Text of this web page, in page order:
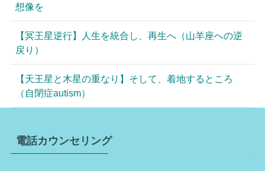
想像を
【冥王星逆行】人生を統合し、再生へ（山羊座への逆
戻り）
【天王星と木星の重なり】そして、着地するところ
（自閉症autism）
電話カウンセリング